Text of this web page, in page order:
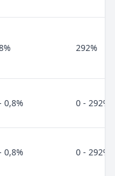
292%
0,8% 0 - 292%
0,8% 0 - 292%